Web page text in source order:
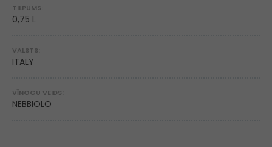
TILPUMS:
0,75 L
VALSTS:
ITALY
VĪNOGU VEIDS:
NEBBIOLO